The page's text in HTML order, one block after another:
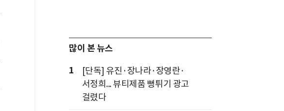
많이 본 뉴스
1
[단독] 유진·장나라·장영란·
서정희... 뷰티제품 뻥튀기 광고
걸렸다